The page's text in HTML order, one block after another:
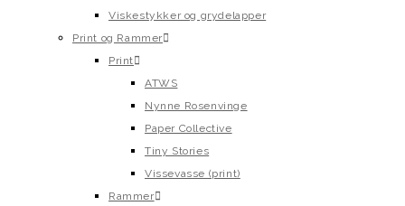
Viskestykker og grydelapper
Print og Rammer
Print
ATWS
Nynne Rosenvinge
Paper Collective
Tiny Stories
Vissevasse (print)
Rammer